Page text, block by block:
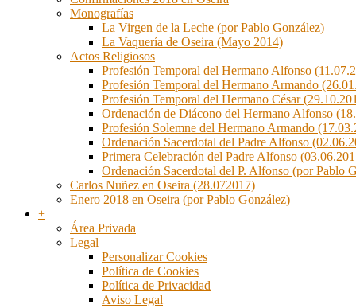
Monografías
La Virgen de la Leche (por Pablo González)
La Vaquería de Oseira (Mayo 2014)
Actos Religiosos
Profesión Temporal del Hermano Alfonso
Profesión Temporal del Hermano Armando
Profesión Temporal del Hermano César
Ordenación de Diácono del Hermano Alfonso
Profesión Solemne del Hermano Armando
Ordenación Sacerdotal del Padre Alfonso
Primera Celebración del Padre Alfonso
Ordenación Sacerdotal del P. Alfonso (por Pablo
Carlos Nuñez en Oseira (28.072017)
Enero 2018 en Oseira (por Pablo González)
+
Área Privada
Legal
Personalizar Cookies
Política de Cookies
Política de Privacidad
Aviso Legal